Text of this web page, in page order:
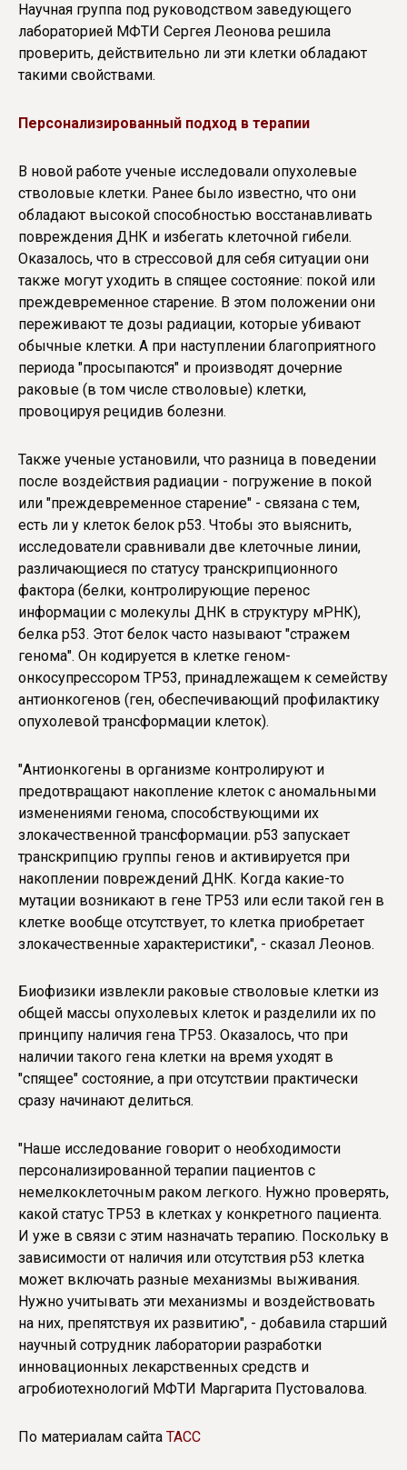
Научная группа под руководством заведующего
лабораторией МФТИ Сергея Леонова решила
проверить, действительно ли эти клетки обладают
такими свойствами.
Персонализированный подход в терапии
В новой работе ученые исследовали опухолевые
стволовые клетки. Ранее было известно, что они
обладают высокой способностью восстанавливать
повреждения ДНК и избегать клеточной гибели.
Оказалось, что в стрессовой для себя ситуации они
также могут уходить в спящее состояние: покой или
преждевременное старение. В этом положении они
переживают те дозы радиации, которые убивают
обычные клетки. А при наступлении благоприятного
периода "просыпаются" и производят дочерние
раковые (в том числе стволовые) клетки,
провоцируя рецидив болезни.
Также ученые установили, что разница в поведении
после воздействия радиации - погружение в покой
или "преждевременное старение" - связана с тем,
есть ли у клеток белок р53. Чтобы это выяснить,
исследователи сравнивали две клеточные линии,
различающиеся по статусу транскрипционного
фактора (белки, контролирующие перенос
информации с молекулы ДНК в структуру мРНК),
белка р53. Этот белок часто называют "стражем
генома". Он кодируется в клетке геном-
онкосупрессором ТР53, принадлежащем к семейству
антионкогенов (ген, обеспечивающий профилактику
опухолевой трансформации клеток).
"Антионкогены в организме контролируют и
предотвращают накопление клеток с аномальными
изменениями генома, способствующими их
злокачественной трансформации. р53 запускает
транскрипцию группы генов и активируется при
накоплении повреждений ДНК. Когда какие-то
мутации возникают в гене ТР53 или если такой ген в
клетке вообще отсутствует, то клетка приобретает
злокачественные характеристики", - сказал Леонов.
Биофизики извлекли раковые стволовые клетки из
общей массы опухолевых клеток и разделили их по
принципу наличия гена ТР53. Оказалось, что при
наличии такого гена клетки на время уходят в
"спящее" состояние, а при отсутствии практически
сразу начинают делиться.
"Наше исследование говорит о необходимости
персонализированной терапии пациентов с
немелкоклеточным раком легкого. Нужно проверять,
какой статус ТР53 в клетках у конкретного пациента.
И уже в связи с этим назначать терапию. Поскольку в
зависимости от наличия или отсутствия р53 клетка
может включать разные механизмы выживания.
Нужно учитывать эти механизмы и воздействовать
на них, препятствуя их развитию", - добавила старший
научный сотрудник лаборатории разработки
инновационных лекарственных средств и
агробиотехнологий МФТИ Маргарита Пустовалова.
По материалам сайта ТАСС